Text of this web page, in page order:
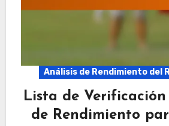
Análisis de Rendimiento del
Lista de
de Rendimiento